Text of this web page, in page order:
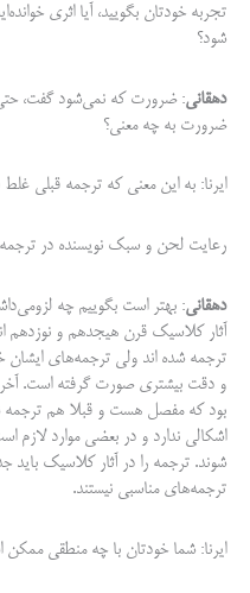
تجربه خودتان بگویید، آیا اثری
شود؟
دهقانی: ضرورت که نمی‌شود گفت،
ضرورت به چه معنی؟
ایرنا: به این معنی که ترجمه قبلی
رعایت لحن و سبک نویسنده در
دهقانی: بهتر است بگوییم چه
آثار کلاسیک قرن هیجدهم و نوزدهم
ترجمه شده اند ولی ترجمه‌های ایشان
و دقت بیشتری صورت گرفته است.
بود که مفصل هست و قبلا هم ترجمه
اشکالی ندارد و در بعضی موارد لازم
شوند. ترجمه را در آثار کلاسیک
ترجمه‌های مناسبی نیستند.
ایرنا: شما خودتان با چه منطقی ممکن